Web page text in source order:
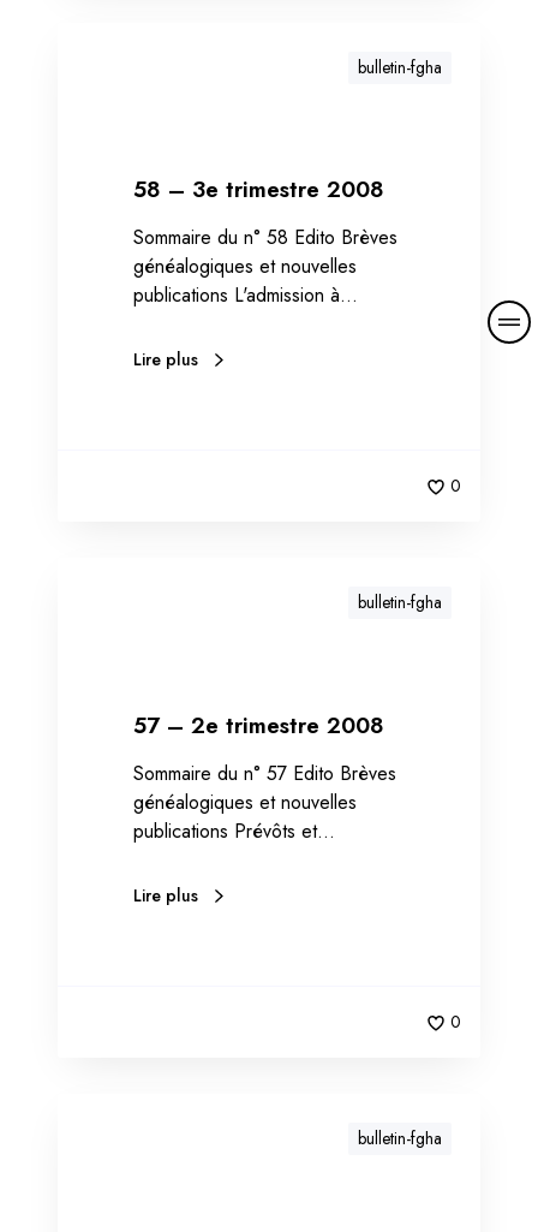
M
o
bulletin-fgha
58 – 3e trimestre 2008
Sommaire du n° 58 Edito Brèves
généalogiques et nouvelles
publications L'admission à…
Lire plus
0
bulletin-fgha
57 – 2e trimestre 2008
Sommaire du n° 57 Edito Brèves
généalogiques et nouvelles
publications Prévôts et…
Lire plus
0
bulletin-fgha